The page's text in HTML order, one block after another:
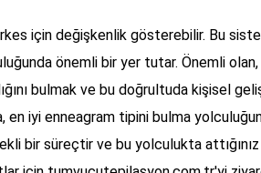
için değişkenlik gösterebilir. Bu
önemli bir yer tutar. Önemli olan,
bulmak ve bu doğrultuda kişisel
en iyi enneagram tipini bulma
bir süreçtir ve bu yolculukta attığınız